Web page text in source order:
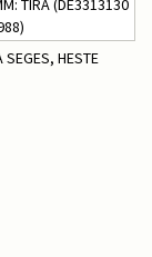
TIRA (DE3313130
SEGES, HESTE